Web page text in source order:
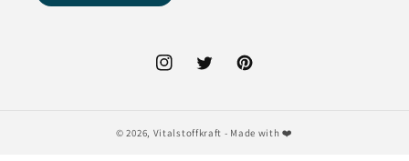
InstagramTwitterPinterest
© 2026, Vitalstoffkraft - Made with ❤️